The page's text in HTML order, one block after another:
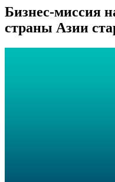
Бизнес-миссия
страны Азии